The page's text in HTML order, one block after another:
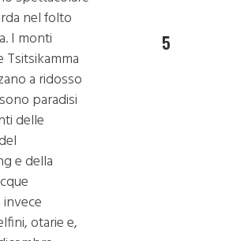
nel folto
I monti
Tsitsikamma
a ridosso
paradisi
delle
e della
invece
otarie e,
5